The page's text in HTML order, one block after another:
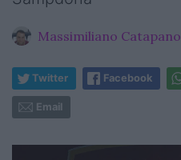
Massimiliano Catapano
Twitter Facebook
Email